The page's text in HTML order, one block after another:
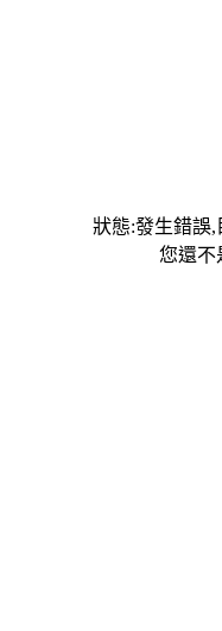
狀態:發生錯誤,
您還不